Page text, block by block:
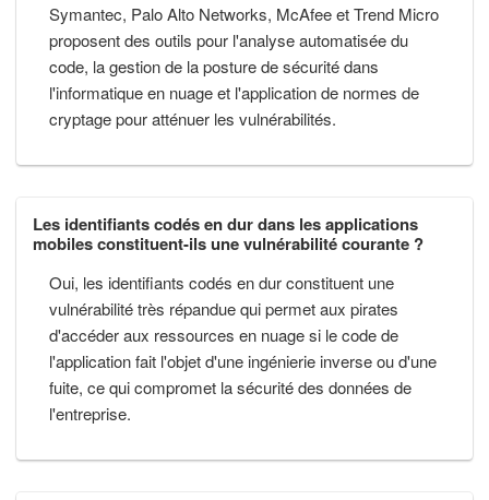
Symantec, Palo Alto Networks, McAfee et Trend Micro
proposent des outils pour l'analyse automatisée du
code, la gestion de la posture de sécurité dans
l'informatique en nuage et l'application de normes de
cryptage pour atténuer les vulnérabilités.
Les identifiants codés en dur dans les applications
mobiles constituent-ils une vulnérabilité courante ?
Oui, les identifiants codés en dur constituent une
vulnérabilité très répandue qui permet aux pirates
d'accéder aux ressources en nuage si le code de
l'application fait l'objet d'une ingénierie inverse ou d'une
fuite, ce qui compromet la sécurité des données de
l'entreprise.